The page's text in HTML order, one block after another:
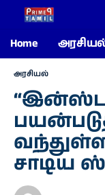
Home
அரசியல்
சாடிய